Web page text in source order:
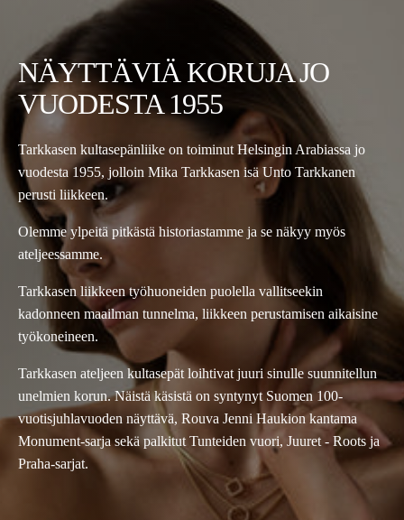
NÄYTTÄVIÄ KORUJA JO
VUODESTA 1955
Tarkkasen kultasepänliike on toiminut Helsingin Arabiassa jo
vuodesta 1955, jolloin Mika Tarkkasen isä Unto Tarkkanen
perusti liikkeen.
Olemme ylpeitä pitkästä historiastamme ja se näkyy myös
ateljeessamme.
Tarkkasen liikkeen työhuoneiden puolella vallitseekin
kadonneen maailman tunnelma, liikkeen perustamisen aikaisine
työkoneineen.
Tarkkasen ateljeen kultasepät loihtivat juuri sinulle suunnitellun
unelmien korun. Näistä käsistä on syntynyt Suomen 100-
vuotisjuhlavuoden näyttävä, Rouva Jenni Haukion kantama
Monument-sarja sekä palkitut Tunteiden vuori, Juuret - Roots ja
Praha-sarjat.